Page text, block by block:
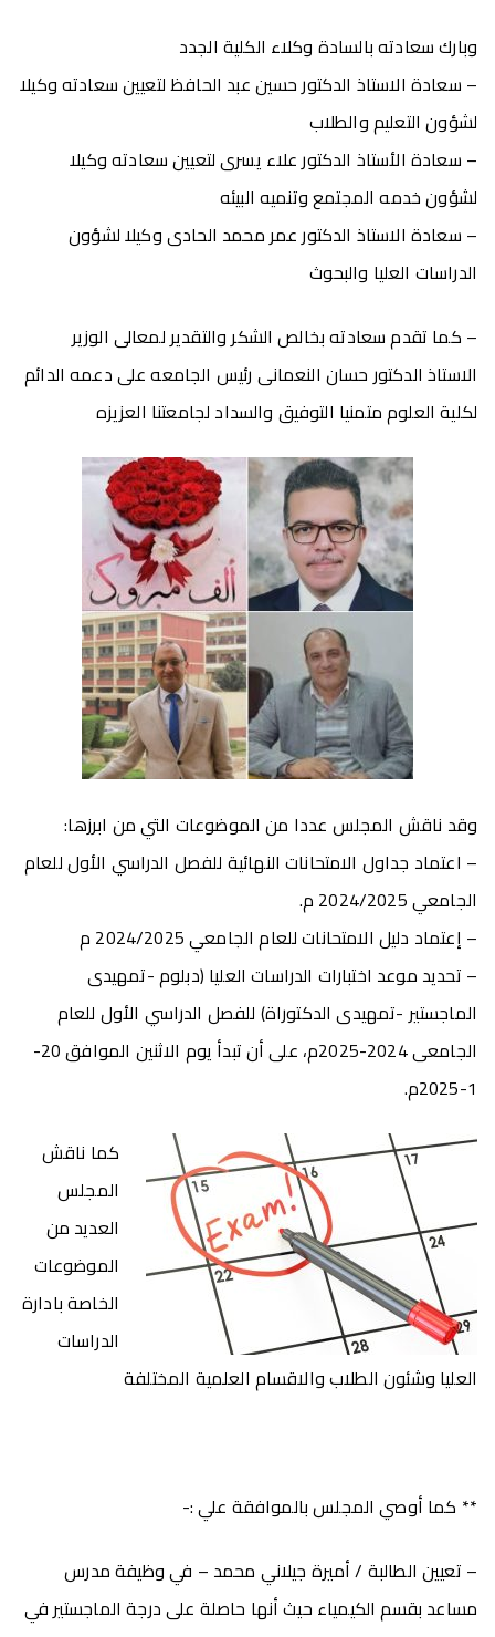
وبارك سعادته بالسادة وكلاء الكلية الجدد
– سعادة الاستاذ الدكتور حسين عبد الحافظ لتعيين سعادته وكيلا
لشؤون التعليم والطلاب
– سعادة الأستاذ الدكتور علاء يسرى لتعيين سعادته وكيلا
لشؤون خدمه المجتمع وتنميه البيئه
– سعادة الاستاذ الدكتور عمر محمد الحادى وكيلا لشؤون
الدراسات العليا والبحوث
– كما تقدم سعادته بخالص الشكر والتقدير لمعالى الوزير
الاستاذ الدكتور حسان النعمانى رئيس الجامعه على دعمه الدائم
لكلية العلوم متمنيا التوفيق والسداد لجامعتنا العزيزه
وقد ناقش المجلس عددا من الموضوعات التي من ابرزها:
– اعتماد جداول الامتحانات النهائية للفصل الدراسي الأول للعام
الجامعي 2024/2025 م.
– إعتماد دليل الامتحانات للعام الجامعي 2024/2025 م
– تحديد موعد اختبارات الدراسات العليا (دبلوم -تمهيدى
الماجستير -تمهيدى الدكتوراة) للفصل الدراسي الأول للعام
الجامعى 2024-2025م، على أن تبدأ يوم الاثنين الموافق 20-
1-2025م.
كما ناقش
المجلس
العديد من
الموضوعات
الخاصة بادارة
الدراسات
العليا وشئون الطلاب والاقسام العلمية المختلفة
** كما أوصي المجلس بالموافقة علي :-
– تعيين الطالبة / أميرة جيلاني محمد – في وظيفة مدرس
مساعد بقسم الكيمياء حيث أنها حاصلة على درجة الماجستير في